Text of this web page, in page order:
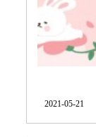
2021-05-21